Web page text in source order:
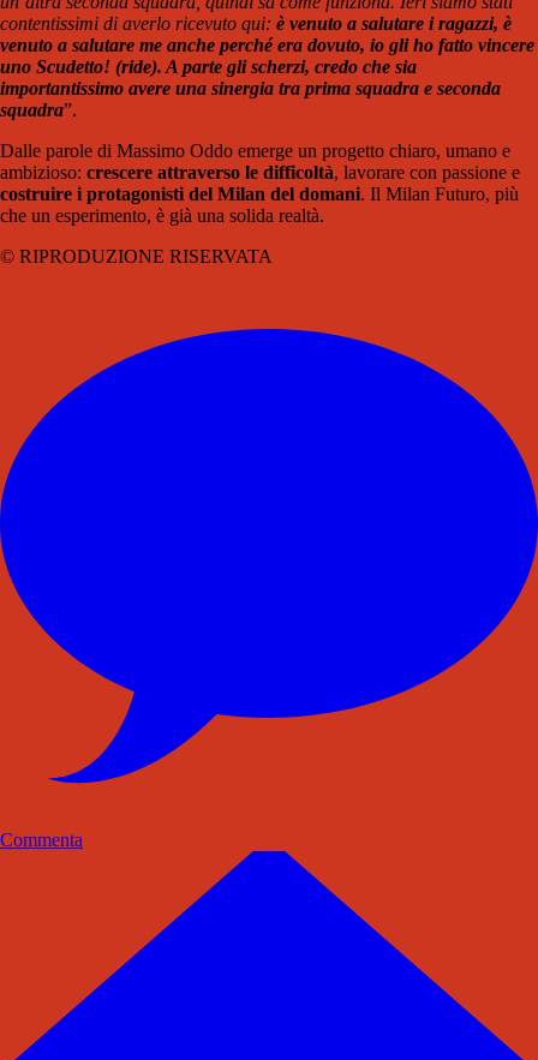
contentissimi di averlo ricevuto qui: è venuto a salutare i ragazzi, è
venuto a salutare me anche perché era dovuto, io gli ho fatto vincere
uno Scudetto! (ride). A parte gli scherzi, credo che sia
importantissimo avere una sinergia tra prima squadra e seconda
squadra”.
Dalle parole di Massimo Oddo emerge un progetto chiaro, umano e
ambizioso: crescere attraverso le difficoltà, lavorare con passione e
costruire i protagonisti del Milan del domani. Il Milan Futuro, più
che un esperimento, è già una solida realtà.
© RIPRODUZIONE RISERVATA
Commenta